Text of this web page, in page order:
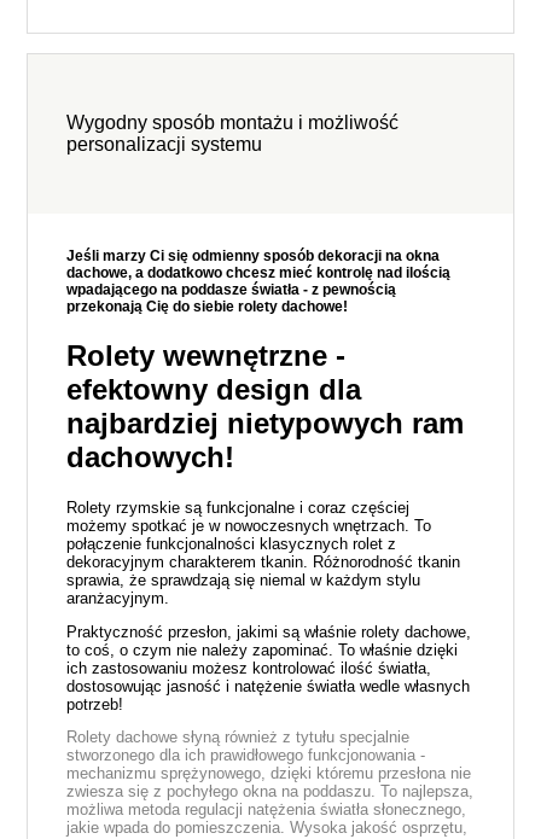
Wygodny sposób montażu i możliwość
personalizacji systemu
Jeśli marzy Ci się odmienny sposób dekoracji na okna
dachowe, a dodatkowo chcesz mieć kontrolę nad ilością
wpadającego na poddasze światła - z pewnością
przekonają Cię do siebie rolety dachowe!
Rolety wewnętrzne -
efektowny design dla
najbardziej nietypowych ram
dachowych!
Rolety rzymskie są funkcjonalne i coraz częściej
możemy spotkać je w nowoczesnych wnętrzach. To
połączenie funkcjonalności klasycznych rolet z
dekoracyjnym charakterem tkanin. Różnorodność tkanin
sprawia, że sprawdzają się niemal w każdym stylu
aranżacyjnym.
Praktyczność przesłon, jakimi są właśnie rolety dachowe,
to coś, o czym nie należy zapominać. To właśnie dzięki
ich zastosowaniu możesz kontrolować ilość światła,
dostosowując jasność i natężenie światła wedle własnych
potrzeb!
Rolety dachowe słyną również z tytułu specjalnie
stworzonego dla ich prawidłowego funkcjonowania -
mechanizmu sprężynowego, dzięki któremu przesłona nie
zwiesza się z pochyłego okna na poddaszu. To najlepsza,
możliwa metoda regulacji natężenia światła słonecznego,
jakie wpada do pomieszczenia. Wysoka jakość osprzętu,